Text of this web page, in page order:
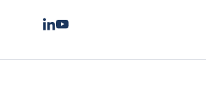
LinkedIn
Youtube